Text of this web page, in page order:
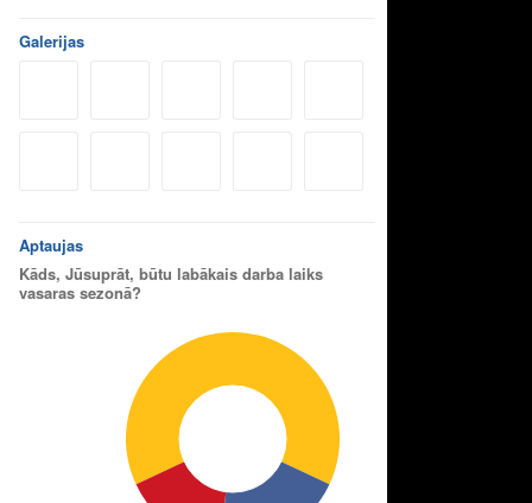
Galerijas
Aptaujas
Kāds, Jūsuprāt, būtu labākais darba laiks
vasaras sezonā?